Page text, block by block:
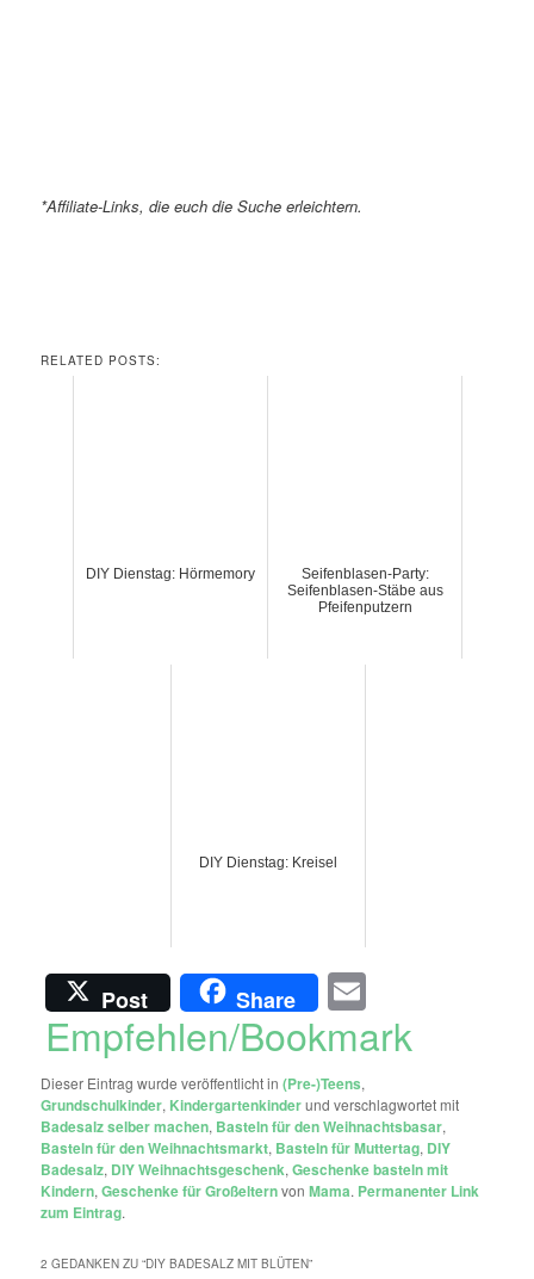
*Affiliate-Links, die euch die Suche erleichtern.
RELATED POSTS:
DIY Dienstag: Hörmemory
Seifenblasen-Party:
Seifenblasen-Stäbe aus
Pfeifenputzern
DIY Dienstag: Kreisel
Post Share
Empfehlen/Bookmark
Dieser Eintrag wurde veröffentlicht in(Pre-)Teens,
Grundschulkinder, Kindergartenkinderund verschlagwortet mit
Badesalz selber machen, Basteln für den Weihnachtsbasar,
Basteln für den Weihnachtsmarkt, Basteln für Muttertag, DIY
Badesalz, DIY Weihnachtsgeschenk,Geschenke basteln mit
Kindern,Geschenke für GroßelternvonMama. Permanenter Link
zum Eintrag.
2 GEDANKEN ZU “DIY BADESALZ MIT BLÜTEN”